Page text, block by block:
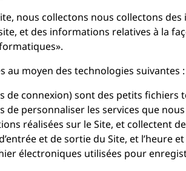
nous collectons nous collectons
et des informations relatives à la
au moyen des technologies suivantes :
de connexion) sont des petits
personnaliser les services que
réalisées sur le Site, et collectent
et de sortie du Site, et l’heure et
électroniques utilisées pour